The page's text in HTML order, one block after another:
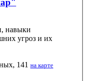
навыки
угроз и их
141 на карте